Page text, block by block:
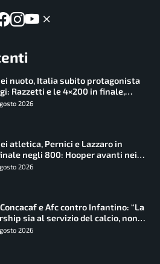
nuoto, Italia subito protagonista
Razzetti e le 4×200 in finale,
domina gli 800
2026
atletica, Pernici e Lazzaro in
negli 800: Hooper avanti nei
Tecuceanu
2026
e Afc contro Infantino: “La
sia al servizio del calcio, non
dominarlo”
2026